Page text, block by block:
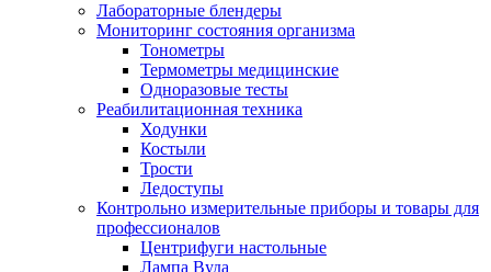
Лабораторные блендеры
Мониторинг состояния организма
Тонометры
Термометры медицинские
Одноразовые тесты
Реабилитационная техника
Ходунки
Костыли
Трости
Ледоступы
Контрольно измерительные приборы и товары для
профессионалов
Центрифуги настольные
Лампа Вуда